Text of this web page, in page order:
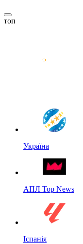
топ
Україна
АПЛ Top News
Іспанія